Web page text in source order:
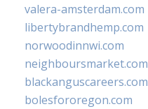
valera-amsterdam.com
libertybrandhemp.com
norwoodinnwi.com
neighboursmarket.com
blackanguscareers.com
bolesfororegon.com